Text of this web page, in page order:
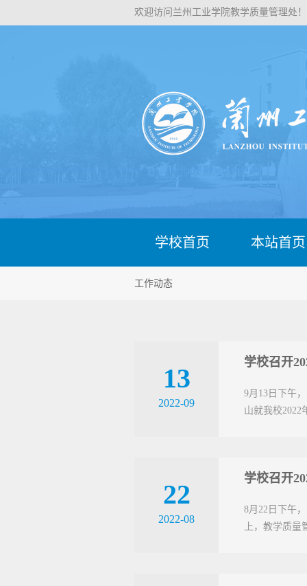
欢迎访问兰州工业学院教学质量管理处！
学校首页 本站首页
工作动态
13
2022-09
学校召开
9月13日下午
山就我校2022
22
2022-08
学校召开
8月22日下午
上，教学质